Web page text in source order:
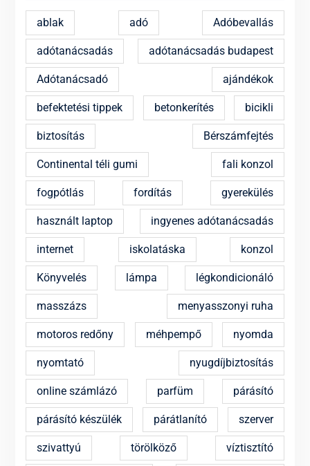
ablak adó Adóbevallás
adótanácsadás adótanácsadás budapest
Adótanácsadó ajándékok
befektetési tippek betonkerítés bicikli
biztosítás Bérszámfejtés
Continental téli gumi fali konzol
fogpótlás fordítás gyerekülés
használt laptop ingyenes adótanácsadás
internet iskolatáska konzol
Könyvelés lámpa légkondicionáló
masszázs menyasszonyi ruha
motoros redőny méhpempő nyomda
nyomtató nyugdíjbiztosítás
online számlázó parfüm párásító
párásító készülék párátlanító szerver
szivattyú törölköző víztisztító